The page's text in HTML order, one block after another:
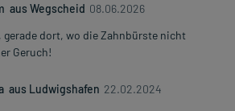
aus Wegscheid 08.06.2026
gerade dort, wo die Zahnbürste nicht
Geruch!
aus Ludwigshafen 22.02.2024